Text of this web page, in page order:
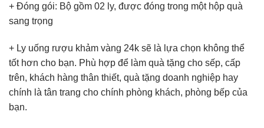
+ Đóng gói: Bộ gồm 02 ly, được đóng trong một hộp quà
sang trọng
+ Ly uống rượu khảm vàng 24k sẽ là lựa chọn không thể
tốt hơn cho bạn. Phù hợp để làm quà tặng cho sếp, cấp
trên, khách hàng thân thiết, quà tặng doanh nghiệp hay
chính là tân trang cho chính phòng khách, phòng bếp của
bạn.